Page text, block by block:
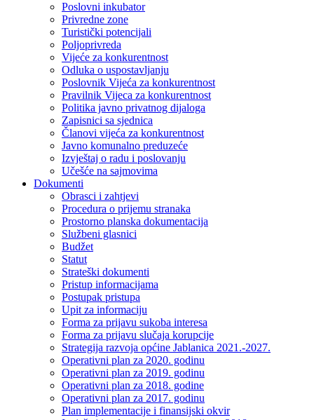
Poslovni inkubator
Privredne zone
Turistički potencijali
Poljoprivreda
Vijeće za konkurentnost
Odluka o uspostavljanju
Poslovnik Vijeća za konkurentnost
Pravilnik Vijeca za konkurentnost
Politika javno privatnog dijaloga
Zapisnici sa sjednica
Članovi vijeća za konkurentnost
Javno komunalno preduzeće
Izvještaj o radu i poslovanju
Učešće na sajmovima
Dokumenti
Obrasci i zahtjevi
Procedura o prijemu stranaka
Prostorno planska dokumentacija
Službeni glasnici
Budžet
Statut
Strateški dokumenti
Pristup informacijama
Postupak pristupa
Upit za informaciju
Forma za prijavu sukoba interesa
Forma za prijavu slučaja korupcije
Strategija razvoja općine Jablanica 2021.-2027.
Operativni plan za 2020. godinu
Operativni plan za 2019. godinu
Operativni plan za 2018. godine
Operativni plan za 2017. godinu
Plan implementacije i finansijski okvir